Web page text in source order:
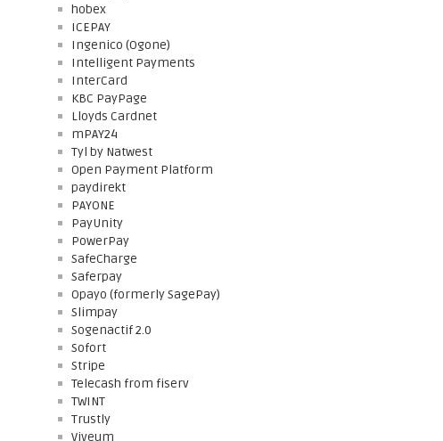
hobex
ICEPAY
Ingenico (Ogone)
Intelligent Payments
InterCard
KBC PayPage
Lloyds Cardnet
mPAY24
Tyl by Natwest
Open Payment Platform
paydirekt
PAYONE
PayUnity
PowerPay
SafeCharge
Saferpay
Opayo (formerly SagePay)
Slimpay
Sogenactif 2.0
Sofort
Stripe
Telecash from fiserv
TWINT
Trustly
Viveum